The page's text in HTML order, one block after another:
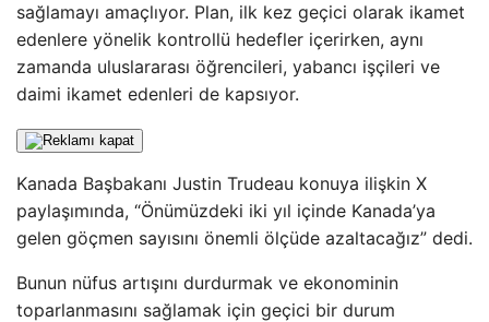
sağlamayı amaçlıyor. Plan, ilk kez geçici olarak ikamet
edenlere yönelik kontrollü hedefler içerirken, aynı
zamanda uluslararası öğrencileri, yabancı işçileri ve
daimi ikamet edenleri de kapsıyor.
Kanada Başbakanı Justin Trudeau konuya ilişkin X
paylaşımında, “Önümüzdeki iki yıl içinde Kanada’ya
gelen göçmen sayısını önemli ölçüde azaltacağız” dedi.
Bunun nüfus artışını durdurmak ve ekonominin
toparlanmasını sağlamak için geçici bir durum